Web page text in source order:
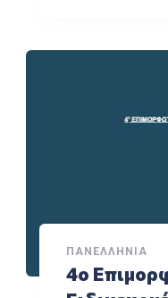
ΠΑΝΕΛΛΉΝΙΑ
4ο